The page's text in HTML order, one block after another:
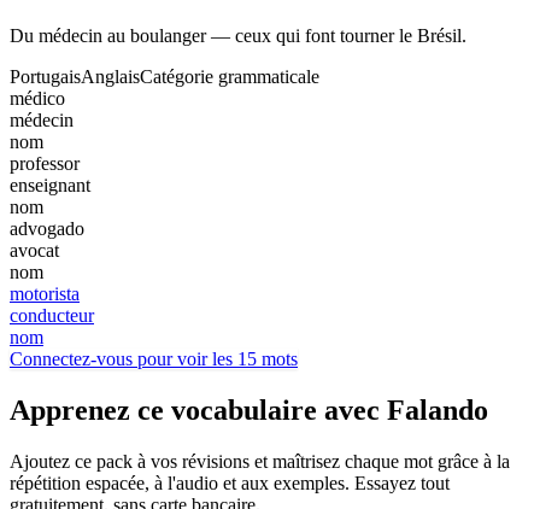
Du médecin au boulanger — ceux qui font tourner le Brésil.
PortugaisAnglaisCatégorie grammaticale
médico
médecin
nom
professor
enseignant
nom
advogado
avocat
nom
motorista
conducteur
nom
Connectez-vous pour voir les 15 mots
Apprenez ce vocabulaire avec Falando
Ajoutez ce pack à vos révisions et maîtrisez chaque mot grâce à la
répétition espacée, à l'audio et aux exemples. Essayez tout
gratuitement, sans carte bancaire.